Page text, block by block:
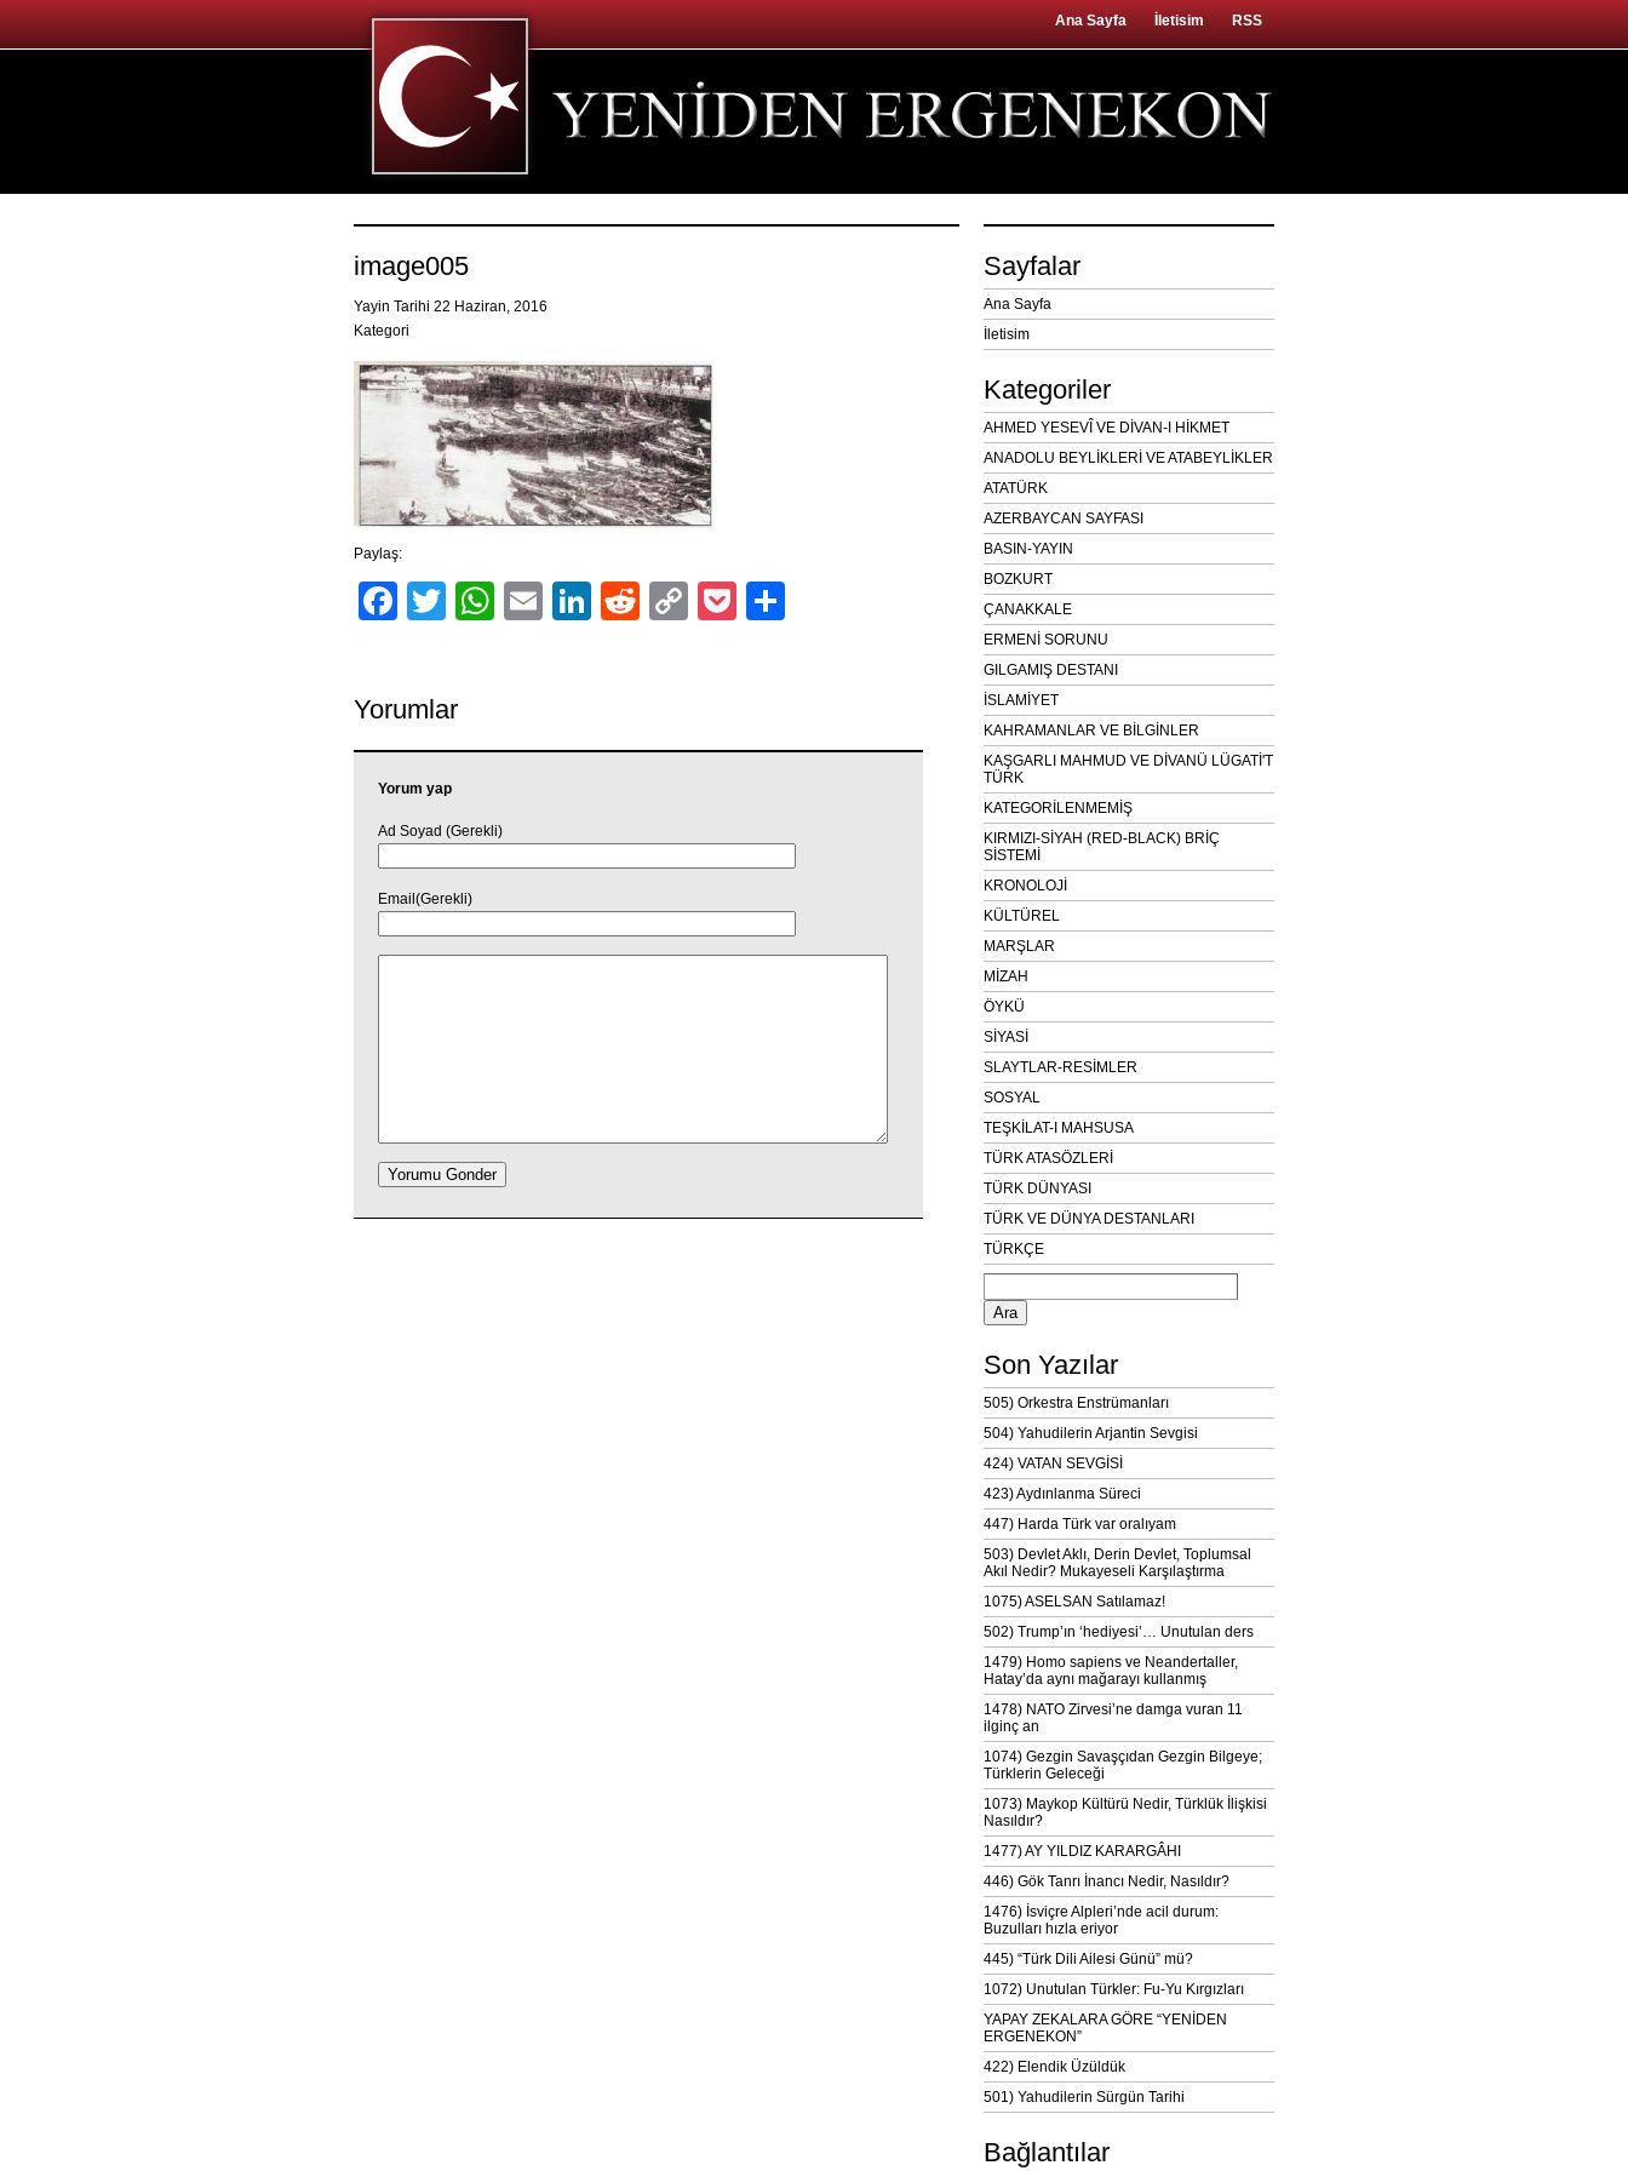
Ana Sayfa İletisim RSS
image005
Yayin Tarihi 22 Haziran, 2016
Kategori
Paylaş:
Facebook
TwitterWhatsApp
EmailLinkedIn
RedditCopyPocket
Yorumlar
Yorum yap
Ad Soyad (Gerekli)
Email(Gerekli)
Sayfalar
Ana Sayfa
İletisim
Kategoriler
AHMED YESEVÎ VE DİVAN-I HİKMET
ANADOLU BEYLİKLERİ VE ATABEYLİKLER
ATATÜRK
AZERBAYCAN SAYFASI
BASIN-YAYIN
BOZKURT
ÇANAKKALE
ERMENİ SORUNU
GILGAMIŞ DESTANI
İSLAMİYET
KAHRAMANLAR VE BİLGİNLER
KAŞGARLI MAHMUD VE DİVANÜ LÜGATİ'T
TÜRK
KATEGORİLENMEMİŞ
KIRMIZI-SİYAH (RED-BLACK) BRİÇ
SİSTEMİ
KRONOLOJİ
KÜLTÜREL
MARŞLAR
MİZAH
ÖYKÜ
SİYASİ
SLAYTLAR-RESİMLER
SOSYAL
TEŞKİLAT-I MAHSUSA
TÜRK ATASÖZLERİ
TÜRK DÜNYASI
TÜRK VE DÜNYA DESTANLARI
TÜRKÇE
Arama:
Son Yazılar
505) Orkestra Enstrümanları
504) Yahudilerin Arjantin Sevgisi
424) VATAN SEVGİSİ
423) Aydınlanma Süreci
447) Harda Türk var oralıyam
503) Devlet Aklı, Derin Devlet, Toplumsal
Akıl Nedir? Mukayeseli Karşılaştırma
1075) ASELSAN Satılamaz!
502) Trump’ın ‘hediyesi’… Unutulan ders
1479) Homo sapiens ve Neandertaller,
Hatay’da aynı mağarayı kullanmış
1478) NATO Zirvesi’ne damga vuran 11
ilginç an
1074) Gezgin Savaşçıdan Gezgin Bilgeye;
Türklerin Geleceği
1073) Maykop Kültürü Nedir, Türklük İlişkisi
Nasıldır?
1477) AY YILDIZ KARARGÂHI
446) Gök Tanrı İnancı Nedir, Nasıldır?
1476) İsviçre Alpleri’nde acil durum:
Buzulları hızla eriyor
445) “Türk Dili Ailesi Günü” mü?
1072) Unutulan Türkler: Fu-Yu Kırgızları
YAPAY ZEKALARA GÖRE “YENİDEN
ERGENEKON”
422) Elendik Üzüldük
501) Yahudilerin Sürgün Tarihi
Bağlantılar